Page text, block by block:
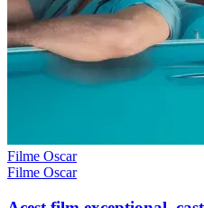
Filme Oscar
Filme Oscar